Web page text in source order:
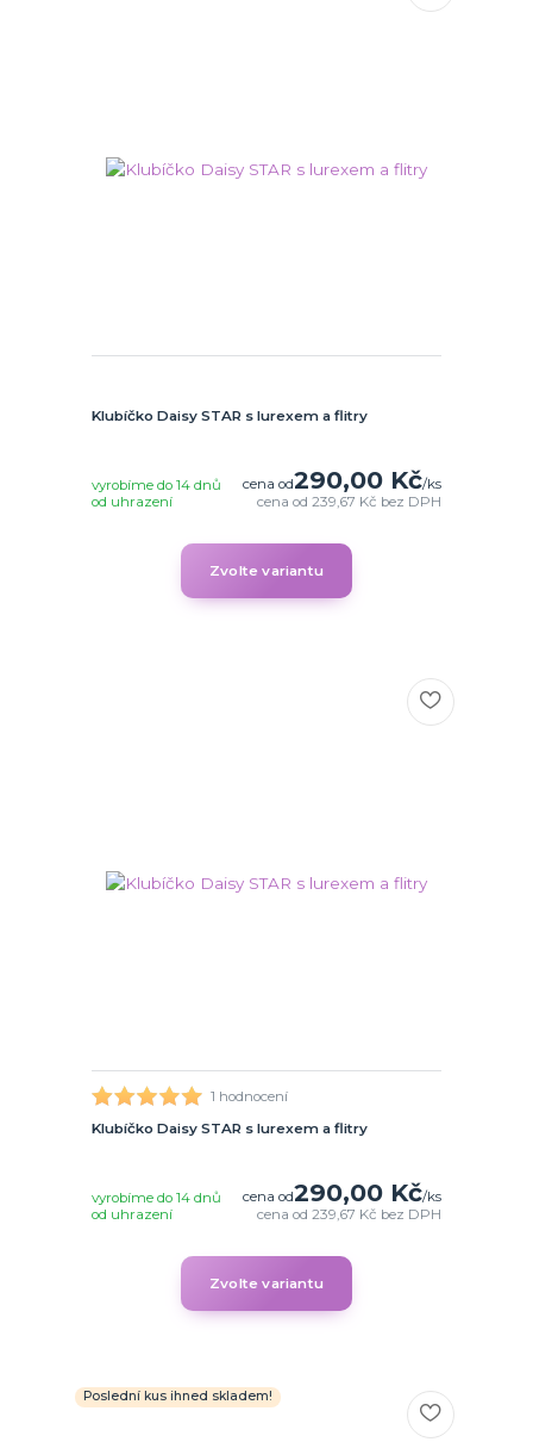
Klubíčko Daisy STAR s lurexem a flitry
cena od290,00 Kč/ks
cena od239,67 Kč bez DPH
vyrobíme do 14 dnů
od uhrazení
Zvolte variantu
1 hodnocení
Klubíčko Daisy STAR s lurexem a flitry
cena od290,00 Kč/ks
cena od239,67 Kč bez DPH
vyrobíme do 14 dnů
od uhrazení
Zvolte variantu
Poslední kus ihned skladem!